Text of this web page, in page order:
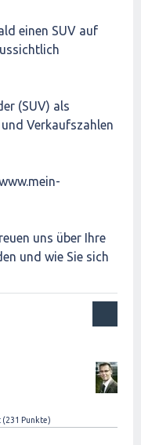
einen SUV auf
(SUV) als
Verkaufszahlen
uns über Ihre
und wie Sie sich
(231 Punkte)